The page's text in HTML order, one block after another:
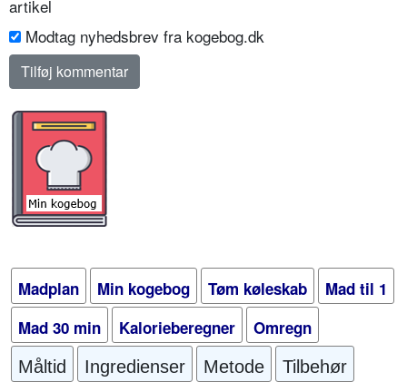
artikel
Modtag nyhedsbrev fra kogebog.dk
Madplan Min kogebog Tøm køleskab
Mad til 1
Mad 30 min
Kalorieberegner Omregn
Måltid Ingredienser Metode
Tilbehør